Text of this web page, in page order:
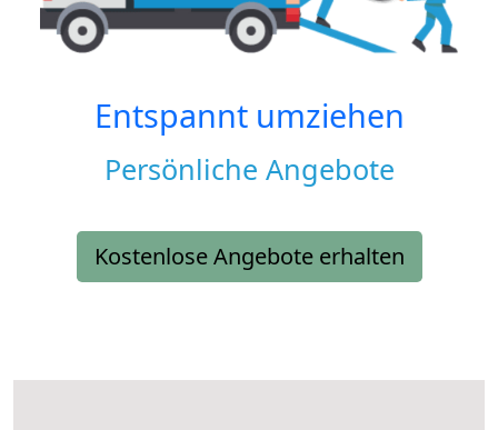
Entspannt umziehen
Persönliche Angebote
Kostenlose Angebote erhalten